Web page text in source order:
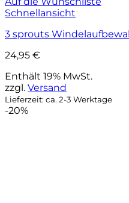
Schnellansicht
3 sprouts
24,95 €
Enthält 19% MwSt.
zzgl. Versand
Lieferzeit: ca. 2-3 Werktage
-20%